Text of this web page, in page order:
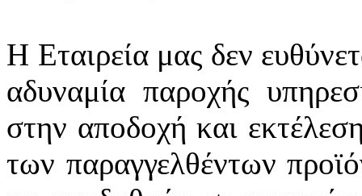
Η Εταιρεία μας δεν
αδυναμία παροχής
στην αποδοχή και
των παραγγελθέντων